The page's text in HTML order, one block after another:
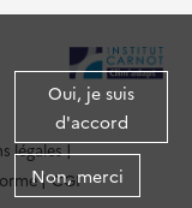
Oui, je suis
d'accord
Non, merci
légales
CGI